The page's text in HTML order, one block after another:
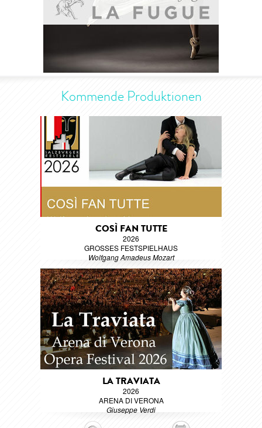
Kommende Produktionen
COSÌ FAN TUTTE
2026
GROSSES FESTSPIELHAUS
Wolfgang Amadeus Mozart
LA TRAVIATA
2026
ARENA DI VERONA
Giuseppe Verdi